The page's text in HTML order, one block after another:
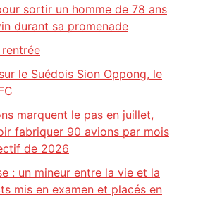
sortir un homme de 78 ans
durant sa promenade
le Suédois Sion Oppong, le
marquent le pas en juillet,
fabriquer 90 avions par mois
de 2026
: un mineur entre la vie et la
mis en examen et placés en